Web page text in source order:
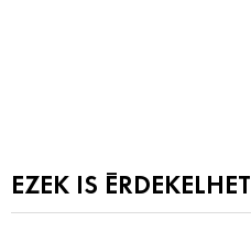
EZEK IS